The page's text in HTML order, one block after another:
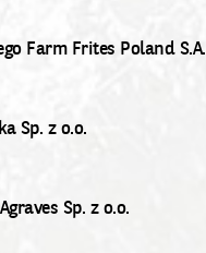
Farm Frites Poland S.A.
Sp. z o.o.
Sp. z o.o.